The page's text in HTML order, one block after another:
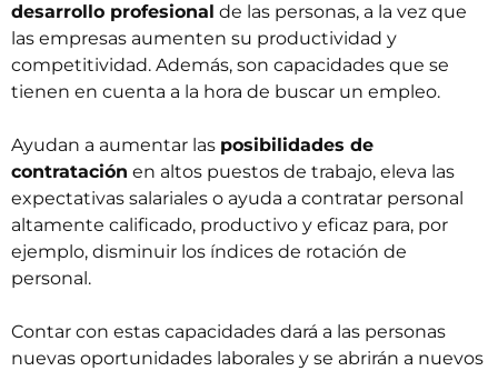
desarrollo profesional de las personas, a la vez que
las empresas aumenten su productividad y
competitividad. Además, son capacidades que se
tienen en cuenta a la hora de buscar un empleo.
Ayudan a aumentar las posibilidades de
contratación en altos puestos de trabajo, eleva las
expectativas salariales o ayuda a contratar personal
altamente calificado, productivo y eficaz para, por
ejemplo, disminuir los índices de rotación de
personal.
Contar con estas capacidades dará a las personas
nuevas oportunidades laborales y se abrirán a nuevos